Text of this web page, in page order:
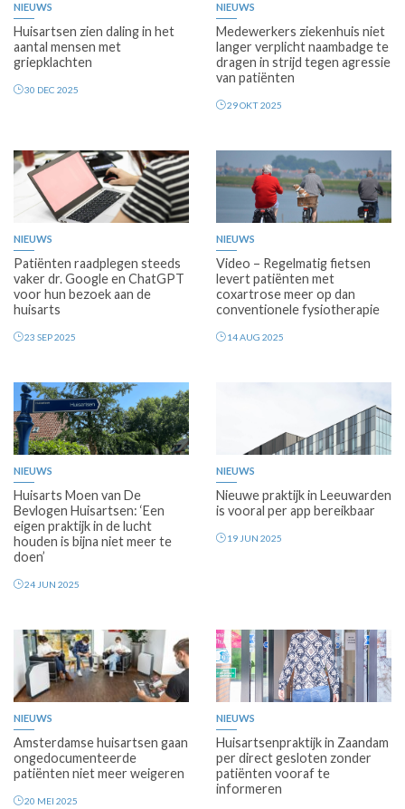
NIEUWS
Huisartsen zien daling in het
aantal mensen met
griepklachten
30 DEC 2025
NIEUWS
Medewerkers ziekenhuis niet
langer verplicht naambadge te
dragen in strijd tegen agressie
van patiënten
29 OKT 2025
Premium
NIEUWS
Patiënten raadplegen steeds
vaker dr. Google en ChatGPT
voor hun bezoek aan de
huisarts
23 SEP 2025
NIEUWS
Video – Regelmatig fietsen
levert patiënten met
coxartrose meer op dan
conventionele fysiotherapie
14 AUG 2025
Premium
NIEUWS
Huisarts Moen van De
Bevlogen Huisartsen: ‘Een
eigen praktijk in de lucht
houden is bijna niet meer te
doen’
24 JUN 2025
NIEUWS
Nieuwe praktijk in Leeuwarden
is vooral per app bereikbaar
19 JUN 2025
Premium
NIEUWS
Amsterdamse huisartsen gaan
ongedocumenteerde
patiënten niet meer weigeren
20 MEI 2025
Premium
NIEUWS
Huisartsenpraktijk in Zaandam
per direct gesloten zonder
patiënten vooraf te
informeren